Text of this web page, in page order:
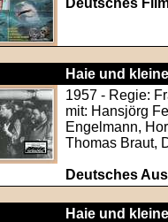
Deutsches
Haie und
1957 - Regie:
mit: Hansjörg
Engelmann,
Thomas Braut,
Deutsches
Haie und